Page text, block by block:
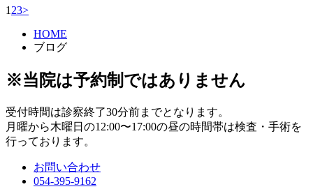
1 23>
HOME
ブログ
※当院は予約制ではありません
受付時間は診察終了30分前までとなります。
月曜から木曜日の12:00〜17:00の昼の時間帯は検査・手術を
行っております。
お問い合わせ
054-395-9162